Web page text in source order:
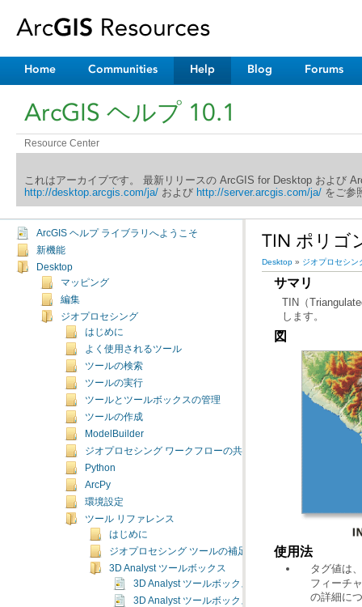
Home Communities Help Blog Forums
ArcGIS ヘルプ 10.1
Resource Center
これはアーカイブです。 最新リリースの ArcGIS for Desktop および
http://desktop.arcgis.com/ja/および http://server.arcgis.com/ja/をご参
ArcGIS ヘルプ ライブラリへようこそ
新機能
Desktop
マッピング
編集
ジオプロセシング
はじめに
よく使用されるツール
ツールの検索
ツールの実行
ツールとツールボックスの管理
ツールの作成
ModelBuilder
ジオプロセシング ワークフローの共有
Python
ArcPy
環境設定
ツール リファレンス
はじめに
ジオプロセシング ツールの補足トピック
3D Analyst ツールボックス
3D Analyst ツールボックスの概要
3D Analyst ツールボックスのライセンス
TIN ポリゴ
Desktop » ジオプロセシン
サマリ
します。
図
使用法
タグ値は
の詳細に